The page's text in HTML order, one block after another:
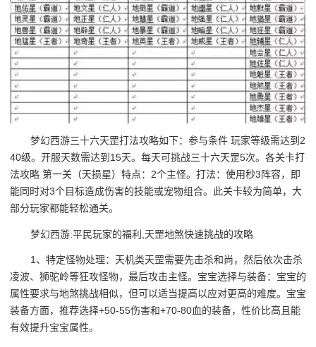
梦幻西游三十六天罡打法攻略如下：参与条件 玩家等级需达到2
40级。开服天数需达到15天。每天可挑战三十六天罡5次。各关卡打
法攻略 第一关（天损星）特点：2个主怪。打法：使用秒3阵容，即
能同时对3个目标造成伤害的技能或宠物组合。此关卡较为简单，大
部分玩家都能轻松通关。
梦幻西游:平民玩家的福利,天罡地煞快速挑战的攻略
1、特定怪物处理：天机类天罡需要先击杀和尚，然后依次击杀
凌波、狮驼岭等狂攻怪物，最后攻击主怪。宝宝选择与装备：宝宝的
属性要求与地煞挑战相似，但可以适当提高以应对更高的难度。宝宝
装备方面，推荐选择+50-55伤害和+70-80血的装备，性价比高且能
有效提升宝宝属性。